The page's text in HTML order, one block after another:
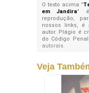
O texto acima "
em Jandira" é
reprodução,
nossos links, é
autor. Plágio é
do Código
autorais.
Veja